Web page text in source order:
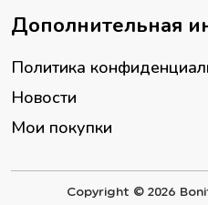
Дополнительная
Политика
Новости
Мои покупки
Copyright © 2026